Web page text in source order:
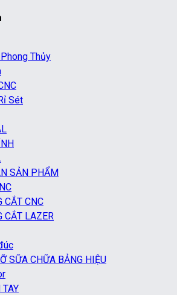
Thủy
Sét
SẢN PHẨM
CẮT CNC
CẮT LAZER
SỮA CHỮA BẢNG HIỆU